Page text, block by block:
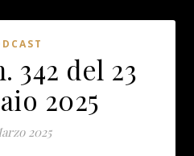
342 del 23
2025
2025